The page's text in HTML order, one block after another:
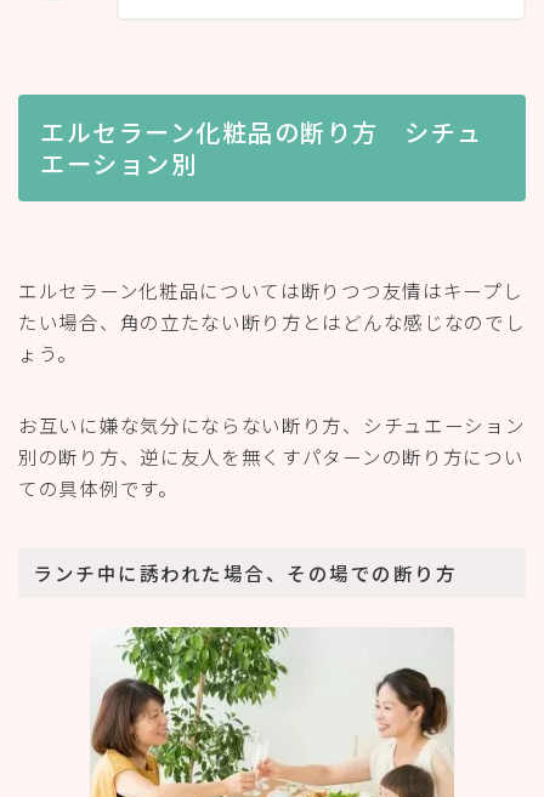
エルセラーン化粧品の断り方 シチュ
エーション別
エルセラーン化粧品については断りつつ友情はキープし
たい場合、角の立たない断り方とはどんな感じなのでし
ょう。
お互いに嫌な気分にならない断り方、シチュエーション
別の断り方、逆に友人を無くすパターンの断り方につい
ての具体例です。
ランチ中に誘われた場合、その場での断り方